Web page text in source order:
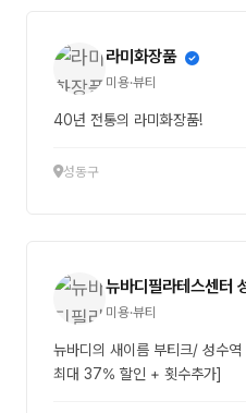
라미화장품
미용·뷰티
40년 전통의 라미화장품!
성동구
뉴바디필라테스센터
미용·뷰티
뉴바디의 새이름 부티크/ 성수역 2번출구
최대 37% 할인 + 횟수추가]